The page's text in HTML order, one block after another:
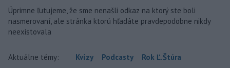
Úprimne ľutujeme, že sme nenašli odkaz na ktorý ste boli
nasmerovaní, ale stránka ktorú hľadáte pravdepodobne nikdy
neexistovala
Aktuálne témy: Kvízy Podcasty Rok Ľ.Štúra